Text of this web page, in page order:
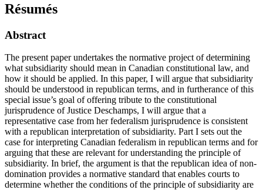
Résumés
Abstract
The present paper undertakes the normative project of determining
what subsidiarity should mean in Canadian constitutional law, and
how it should be applied. In this paper, I will argue that subsidiarity
should be understood in republican terms, and in furtherance of this
special issue’s goal of offering tribute to the constitutional
jurisprudence of Justice Deschamps, I will argue that a
representative case from her federalism jurisprudence is consistent
with a republican interpretation of subsidiarity. Part I sets out the
case for interpreting Canadian federalism in republican terms and for
arguing that these are relevant for understanding the principle of
subsidiarity. In brief, the argument is that the republican idea of non-
domination provides a normative standard that enables courts to
determine whether the conditions of the principle of subsidiarity are